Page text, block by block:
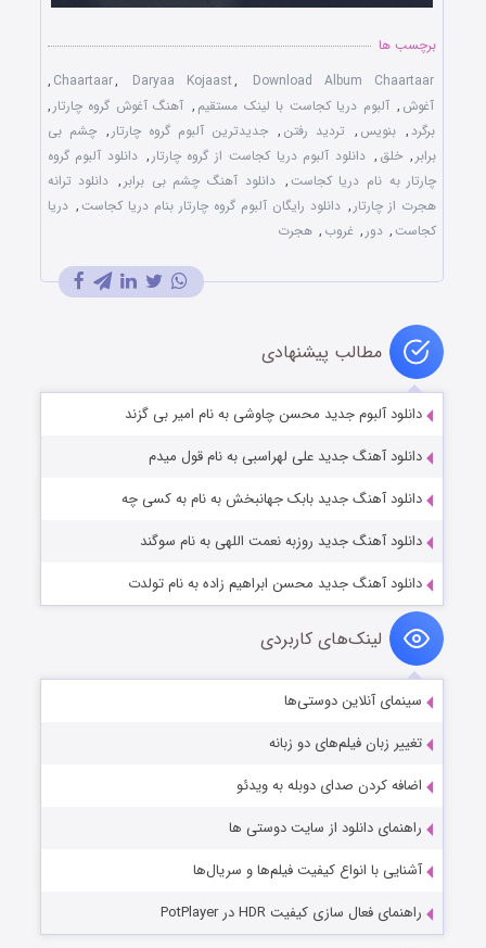
برچسب ها
Chaartaar, Daryaa Kojaast, Download Album Chaartaar
,
آغوش , آلبوم دریا کجاست با لینک مستقیم , آهنگ آغوش گروه چارتار ,
برگرد , بنویس , تردید رفتن , جدیدترین آلبوم گروه چارتار , چشم بی
برابر , خلق , دانلود آلبوم دریا کجاست از گروه چارتار , دانلود آلبوم گروه
چارتار به نام دریا کجاست, دانلود آهنگ چشم بی برابر , دانلود ترانه
هجرت از چارتار , دانلود رایگان آلبوم گروه چارتار بنام دریا کجاست, دریا
کجاست, دور , غروب , هجرت
مطالب پیشنهادی
دانلود آلبوم جدید محسن چاوشی به نام امیر بی گزند
دانلود آهنگ جدید علی لهراسبی به نام قول میدم
دانلود آهنگ جدید بابک جهانبخش به نام به کسی چه
دانلود آهنگ جدید روزبه نعمت اللهی به نام سوگند
دانلود آهنگ جدید محسن ابراهیم زاده به نام تولدت
لینک‌های کاربردی
سینمای آنلاین دوستی‌ها
تغییر زبان فیلم‌های دو زبانه
اضافه کردن صدای دوبله به ویدئو
راهنمای دانلود از سایت دوستی ها
آشنایی با انواع کیفیت فیلم‌ها و سریال‌ها
راهنمای فعال سازی کیفیت HDR در PotPlayer